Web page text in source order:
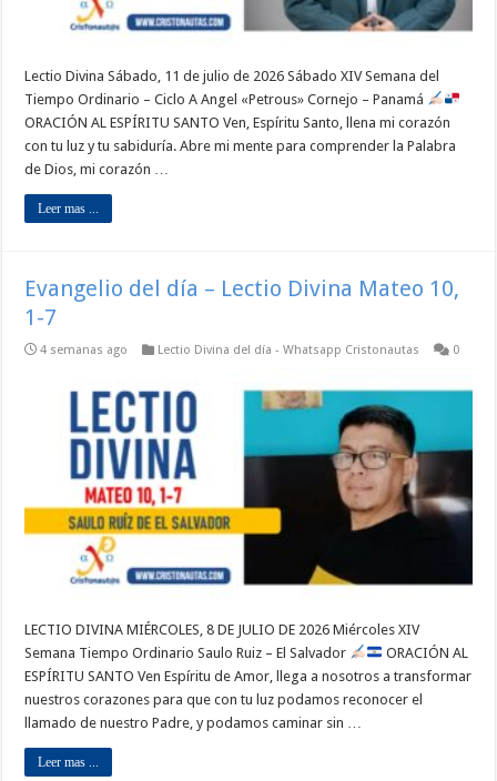
Lectio Divina Sábado, 11 de julio de 2026 Sábado XIV Semana del
Tiempo Ordinario – Ciclo A Angel «Petrous» Cornejo – Panamá
ORACIÓN AL ESPÍRITU SANTO Ven, Espíritu Santo, llena mi corazón
con tu luz y tu sabiduría. Abre mi mente para comprender la Palabra
de Dios, mi corazón …
Leer mas ...
Evangelio del día – Lectio Divina Mateo 10,
1-7
4 semanas ago Lectio Divina del día - Whatsapp Cristonautas 0
LECTIO DIVINA MIÉRCOLES, 8 DE JULIO DE 2026 Miércoles XIV
Semana Tiempo Ordinario Saulo Ruiz – El Salvador
ORACIÓN AL
ESPÍRITU SANTO Ven Espíritu de Amor, llega a nosotros a transformar
nuestros corazones para que con tu luz podamos reconocer el
llamado de nuestro Padre, y podamos caminar sin …
Leer mas ...